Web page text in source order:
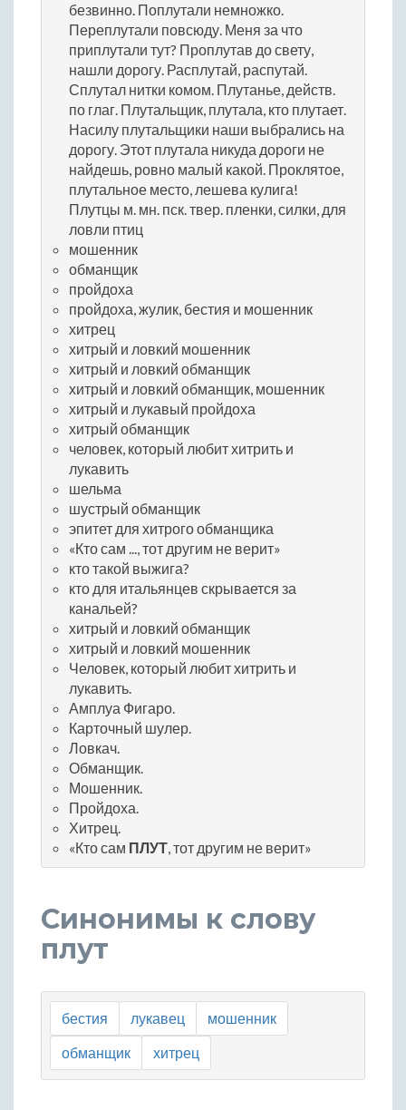
безвинно. Поплутали немножко.
Переплутали повсюду. Меня за что
приплутали тут? Проплутав до свету,
нашли дорогу. Расплутай, распутай.
Сплутал нитки комом. Плутанье, действ.
по глаг. Плутальщик, плутала, кто плутает.
Насилу плутальщики наши выбрались на
дорогу. Этот плутала никуда дороги не
найдешь, ровно малый какой. Проклятое,
плутальное место, лешева кулига!
Плутцы м. мн. пск. твер. пленки, силки, для
ловли птиц
мошенник
обманщик
пройдоха
пройдоха, жулик, бестия и мошенник
хитрец
хитрый и ловкий мошенник
хитрый и ловкий обманщик
хитрый и ловкий обманщик, мошенник
хитрый и лукавый пройдоха
хитрый обманщик
человек, который любит хитрить и
лукавить
шельма
шустрый обманщик
эпитет для хитрого обманщика
«Кто сам ..., тот другим не верит»
кто такой выжига?
кто для итальянцев скрывается за
канальей?
хитрый и ловкий обманщик
хитрый и ловкий мошенник
Человек, который любит хитрить и
лукавить.
Амплуа Фигаро.
Карточный шулер.
Ловкач.
Обманщик.
Мошенник.
Пройдоха.
Хитрец.
«Кто сам ПЛУТ, тот другим не верит»
Синонимы к слову
плут
бестия лукавец
мошенник
обманщик
хитрец